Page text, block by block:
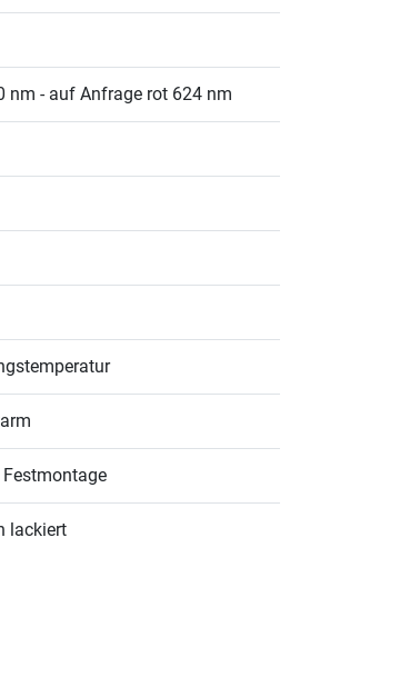
nm - auf Anfrage rot 624 nm
Festmontage
lackiert